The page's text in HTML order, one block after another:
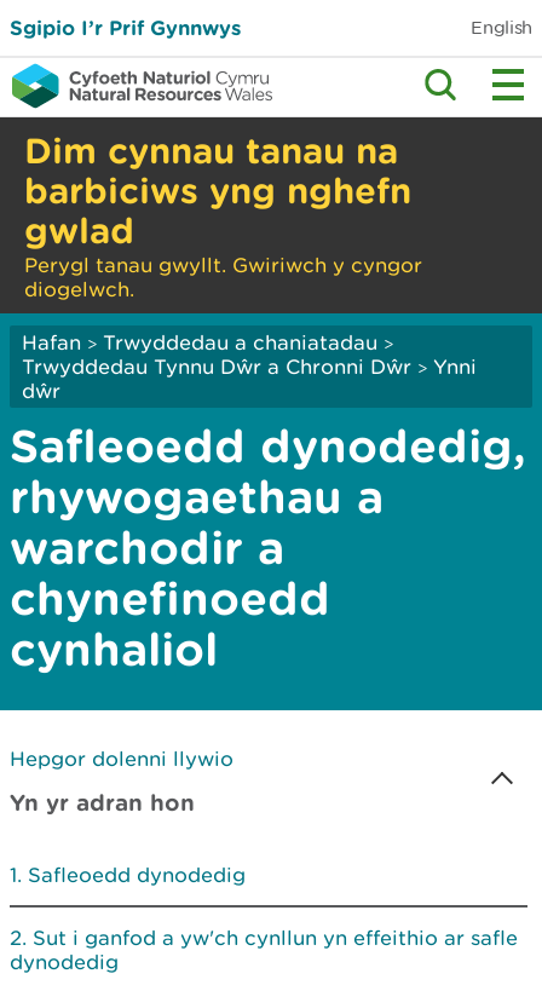
Sgipio I’r Prif Gynnwys English
Dim cynnau tanau na
barbiciws yng nghefn
gwlad
Perygl tanau gwyllt. Gwiriwch y cyngor
diogelwch.
Hafan > Trwyddedau a chaniatadau >
Trwyddedau Tynnu Dŵr a Chronni Dŵr > Ynni
dŵr
Safleoedd dynodedig,
rhywogaethau a
warchodir a
chynefinoedd
cynhaliol
Hepgor dolenni llywio
Yn yr adran hon
Safleoedd dynodedig
Sut i ganfod a yw'ch cynllun yn effeithio ar safle
dynodedig